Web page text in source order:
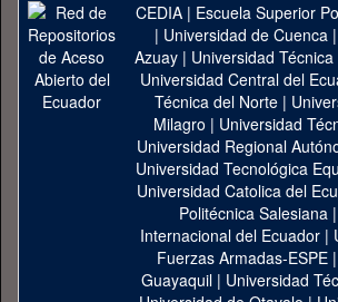
CEDIA| Escuela Superior
| Universidad de Cuenca|
Azuay| Universidad
Universidad Central del
Técnica del Norte |
Milagro | Universidad
Universidad Regional
Universidad Tecnológica
Universidad Catolica del
Politécnica Salesiana |
Internacional del Ecuador |
Fuerzas Armadas-ESPE |
Guayaquil| Universidad